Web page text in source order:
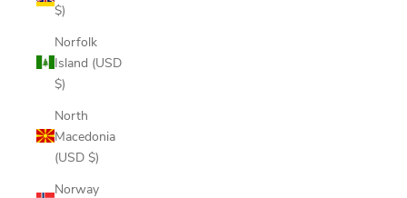
$)
Norfolk
Island (USD
$)
North
Macedonia
(USD $)
Norway